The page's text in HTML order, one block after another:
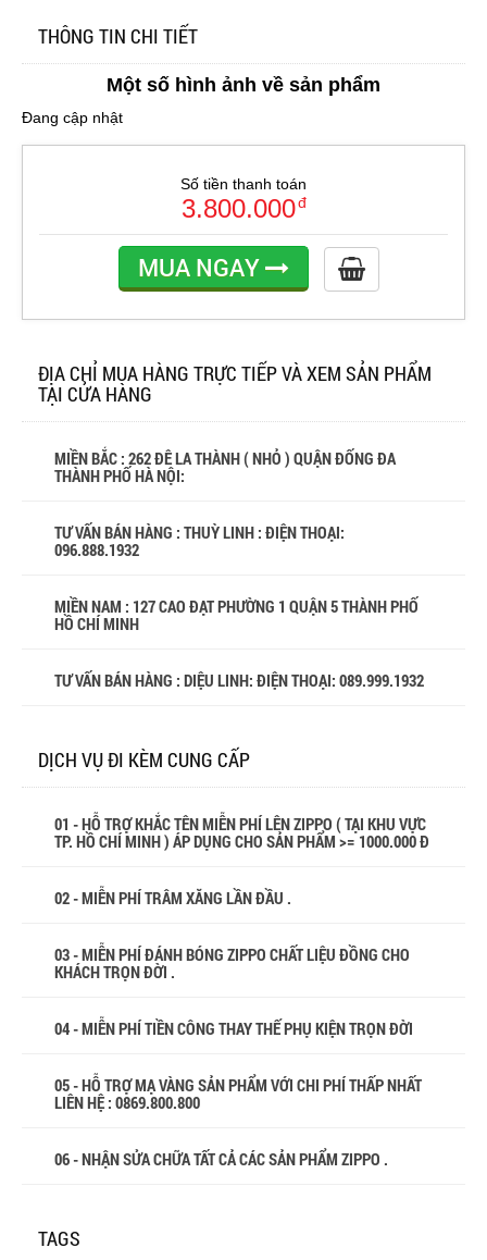
THÔNG TIN CHI TIẾT
Một số hình ảnh về sản phẩm
Đang cập nhật
Số tiền thanh toán
3.800.000đ
MUA NGAY
ĐỊA CHỈ MUA HÀNG TRỰC TIẾP VÀ XEM SẢN PHẨM
TẠI CỬA HÀNG
MIỀN BẮC : 262 ĐÊ LA THÀNH ( NHỎ ) QUẬN ĐỐNG ĐA
THÀNH PHỐ HÀ NỘI:
TƯ VẤN BÁN HÀNG : THUỲ LINH : ĐIỆN THOẠI:
096.888.1932
MIỀN NAM : 127 CAO ĐẠT PHƯỜNG 1 QUẬN 5 THÀNH PHỐ
HỒ CHÍ MINH
TƯ VẤN BÁN HÀNG : DIỆU LINH: ĐIỆN THOẠI: 089.999.1932
DỊCH VỤ ĐI KÈM CUNG CẤP
01 - HỖ TRỢ KHẮC TÊN MIỄN PHÍ LÊN ZIPPO ( TẠI KHU VỰC
TP. HỒ CHÍ MINH ) ÁP DỤNG CHO SẢN PHẨM >= 1000.000 Đ
02 - MIỄN PHÍ TRÂM XĂNG LẦN ĐẦU .
03 - MIỄN PHÍ ĐÁNH BÓNG ZIPPO CHẤT LIỆU ĐỒNG CHO
KHÁCH TRỌN ĐỜI .
04 - MIỄN PHÍ TIỀN CÔNG THAY THẾ PHỤ KIỆN TRỌN ĐỜI
05 - HỖ TRỢ MẠ VÀNG SẢN PHẨM VỚI CHI PHÍ THẤP NHẤT
LIÊN HỆ : 0869.800.800
06 - NHẬN SỬA CHỮA TẤT CẢ CÁC SẢN PHẨM ZIPPO .
TAGS